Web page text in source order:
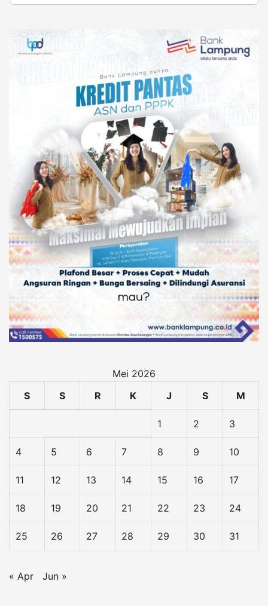
Mei 2026
S
S R K J S M
1 2 3
4 5 6 7 8 9 10
11 12 13 14 15 16 17
18 19 20 21 22 23 24
25 26 27 28 29 30 31
« Apr Jun »